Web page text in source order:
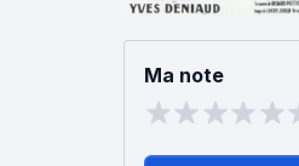
Ma note